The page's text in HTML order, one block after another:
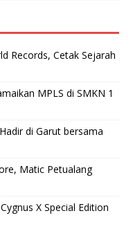
Records, Cetak Sejarah
MPLS di SMKN 1
di Garut bersama
Matic Petualang
X Special Edition